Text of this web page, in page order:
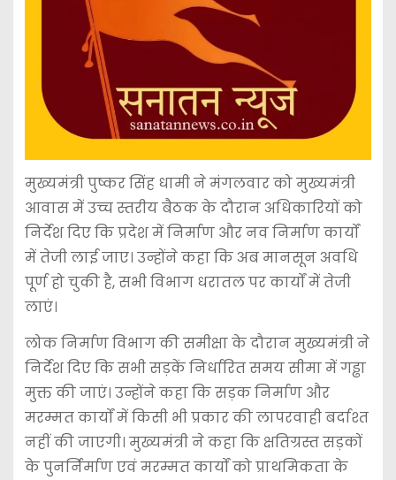
मुख्यमंत्री पुष्कर सिंह धामी ने मंगलवार को मुख्यमंत्री
आवास में उच्च स्तरीय बैठक के दौरान अधिकारियों को
निर्देश दिए कि प्रदेश में निर्माण और नव निर्माण कार्यों
में तेजी लाई जाए। उन्होंने कहा कि अब मानसून अवधि
पूर्ण हो चुकी है, सभी विभाग धरातल पर कार्यों में तेजी
लाएं।
लोक निर्माण विभाग की समीक्षा के दौरान मुख्यमंत्री ने
निर्देश दिए कि सभी सड़कें निर्धारित समय सीमा में गड्ढा
मुक्त की जाएं। उन्होंने कहा कि सड़क निर्माण और
मरम्मत कार्यों में किसी भी प्रकार की लापरवाही बर्दाश्त
नहीं की जाएगी। मुख्यमंत्री ने कहा कि क्षतिग्रस्त सड़कों
के पुनर्निर्माण एवं मरम्मत कार्यों को प्राथमिकता के